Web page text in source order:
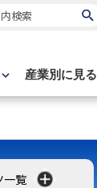
検索
産業別に見る
一覧